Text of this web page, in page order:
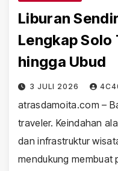
Liburan
Lengkap
hingga Ubud
3 JULI 2026
atrasdamoita.com –
traveler. Keindahan
dan infrastruktur
mendukung membuat